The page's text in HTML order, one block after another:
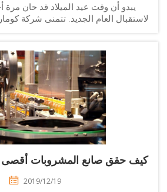
يبدو أن وقت عيد الميلاد قد حان مرة أخرى،
العام الجديد. تتمنى شركة كومارك
حقق صانع المشروبات أقصى كفاءة
2019/12/19